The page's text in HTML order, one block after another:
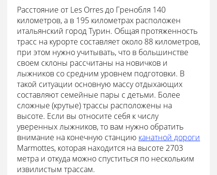
Расстояние от Les Orres до Гренобля 140
километров, а в 195 километрах расположен
итальянский город Турин. Общая протяженность
трасс на курорте составляет около 88 километров,
при этом нужно учитывать, что в большинстве
своем склоны рассчитаны на новичков и
лыжников со средним уровнем подготовки. В
такой ситуации основную массу отдыхающих
составляют семейные пары с детьми. Более
сложные (крутые) трассы расположены на
высоте. Если вы относите себя к числу
уверенных лыжников, то вам нужно обратить
внимание на конечную станцию канатной дороги
Marmottes, которая находится на высоте 2703
метра и откуда можно спуститься по нескольким
извилистым трассам.